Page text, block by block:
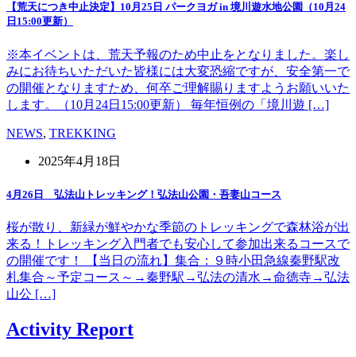
【荒天につき中止決定】10月25日 パークヨガ in 境川遊水地公園（10月24
日15:00更新）
※本イベントは、荒天予報のため中止をとなりました。楽し
みにお待ちいただいた皆様には大変恐縮ですが、安全第一で
の開催となりますため、何卒ご理解賜りますようお願いいた
します。（10月24日15:00更新） 毎年恒例の「境川遊 […]
NEWS, TREKKING
2025年4月18日
4月26日 弘法山トレッキング！弘法山公園・吾妻山コース
桜が散り、新緑が鮮やかな季節のトレッキングで森林浴が出
来る！トレッキング入門者でも安心して参加出来るコースで
の開催です！ 【当日の流れ】集合：９時小田急線秦野駅改
札集合～予定コース～→秦野駅→弘法の清水→命徳寺→弘法
山公 […]
Activity Report